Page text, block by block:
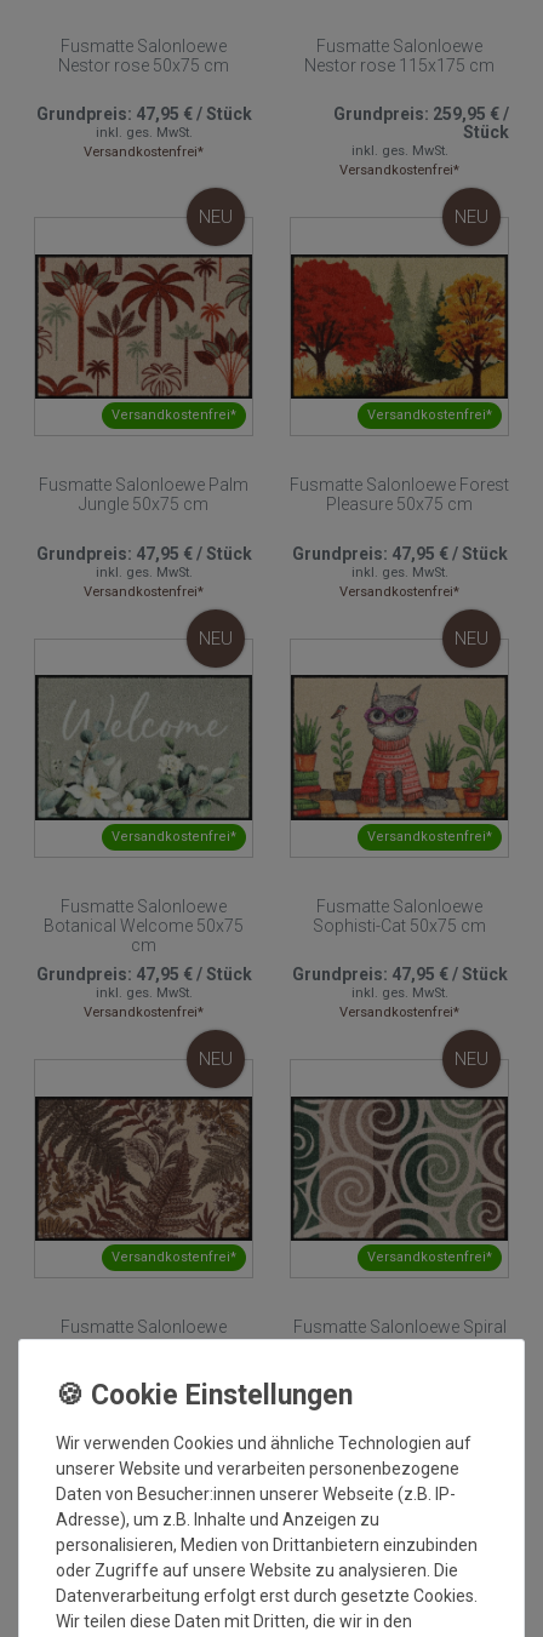
Fusmatte Salonloewe
Nestor rose 50x75 cm
Grundpreis: 47,95 €/Stück
inkl. ges. MwSt.
Versandkostenfrei*
Fusmatte Salonloewe
Nestor rose 115x175 cm
Grundpreis: 259,95 €/
Stück
inkl. ges. MwSt.
Versandkostenfrei*
Versandkostenfrei*
NEU
Fusmatte Salonloewe Palm
Jungle 50x75 cm
Grundpreis: 47,95 €/Stück
inkl. ges. MwSt.
Versandkostenfrei*
Versandkostenfrei*
NEU
Fusmatte Salonloewe Forest
Pleasure 50x75 cm
Grundpreis: 47,95 €/Stück
inkl. ges. MwSt.
Versandkostenfrei*
Versandkostenfrei*
NEU
Fusmatte Salonloewe
Botanical Welcome 50x75
cm
Grundpreis: 47,95 €/Stück
inkl. ges. MwSt.
Versandkostenfrei*
Versandkostenfrei*
NEU
Fusmatte Salonloewe
Sophisti-Cat 50x75 cm
Grundpreis: 47,95 €/Stück
inkl. ges. MwSt.
Versandkostenfrei*
Versandkostenfrei*
NEU
Fusmatte Salonloewe
Woodwalker beige 50x75
Grundpreis:47,95 €/ Stück
Versandkostenfrei*
Versandkostenfrei*
NEU
Fusmatte Salonloewe Spiral
Dance green 50x75 cm
Grundpreis:
Versandkostenfrei*
NEU NEU
Wir verwenden Cookies und ähnliche Technologien auf
unserer Website und verarbeiten personenbezogene
Daten von Besucher:innen unserer Webseite (z.B. IP-
Adresse), um z.B. Inhalte und Anzeigen zu
personalisieren, Medien von Drittanbietern einzubinden
oder Zugriffe auf unsere Website zu analysieren. Die
Datenverarbeitung erfolgt erst durch gesetzte Cookies.
Wir teilen diese Daten mit Dritten, die wir in den